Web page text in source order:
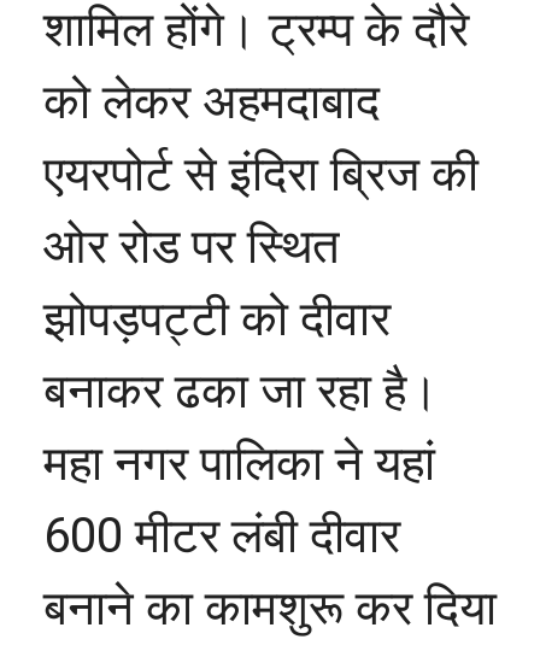
शामिल होंगे। ट्रम्प के दौरे
को लेकर अहमदाबाद
एयरपोर्ट से इंदिरा ब्रिज की
ओर रोड पर स्थित
झोपड़पट्टी को दीवार
बनाकर ढका जा रहा है।
महा नगर पालिका ने यहां
600 मीटर लंबी दीवार
बनाने का कामशुरू कर दिया